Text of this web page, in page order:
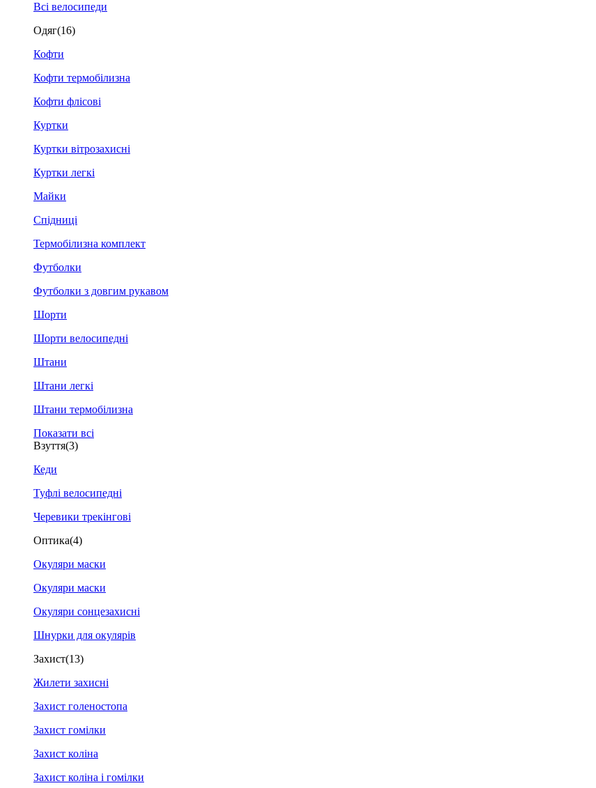
Всі велосипеди
Одяг(16)
Кофти
Кофти термобілизна
Кофти флісові
Куртки
Куртки вітрозахисні
Куртки легкі
Майки
Спідниці
Термобілизна комплект
Футболки
Футболки з довгим рукавом
Шорти
Шорти велосипедні
Штани
Штани легкі
Штани термобілизна
Показати всі
Взуття(3)
Кеди
Туфлі велосипедні
Черевики трекінгові
Оптика(4)
Окуляри маски
Окуляри маски
Окуляри сонцезахисні
Шнурки для окулярів
Захист(13)
Жилети захисні
Захист голеностопа
Захист гомілки
Захист коліна
Захист коліна і гомілки